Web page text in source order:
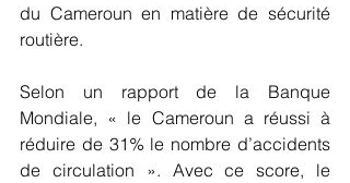
du Cameroun en matière de sécurité
routière.
Selon un rapport de la Banque
Mondiale, « le Cameroun a réussi à
réduire de 31% le nombre d’accidents
de circulation ». Avec ce score, le